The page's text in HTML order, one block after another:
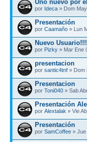
Uno nuevo por
por Ideca » Dom
Presentación
por Caamaño » Lun
Nuevo Usuario!!!!
por Pizky » Mar Ene
presentacion
por santic4tnf » Dom
Presentacion
por Toni040 » Sab
Presentación
por Alextalak » Vie
Presentación
por SamCoffee » Jue